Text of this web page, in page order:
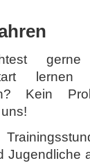
gerne
Kein
Jugendliche